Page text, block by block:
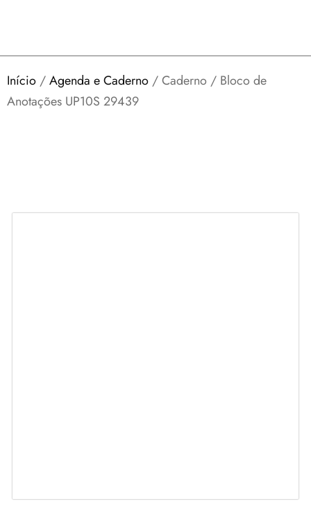
Início /Agenda e Caderno / Caderno / Bloco de
Anotações UP10S 29439